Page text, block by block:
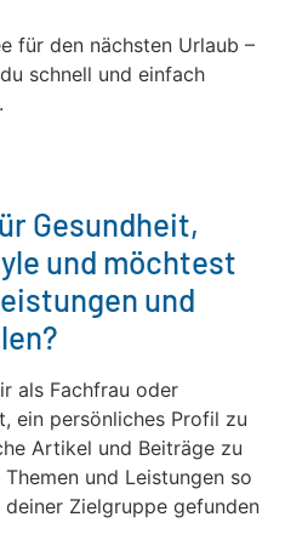
für den nächsten Urlaub –
schnell und einfach
Gesundheit,
und möchtest
und
als Fachfrau oder
ein persönliches Profil zu
Artikel und Beiträge zu
und Leistungen so
Zielgruppe gefunden